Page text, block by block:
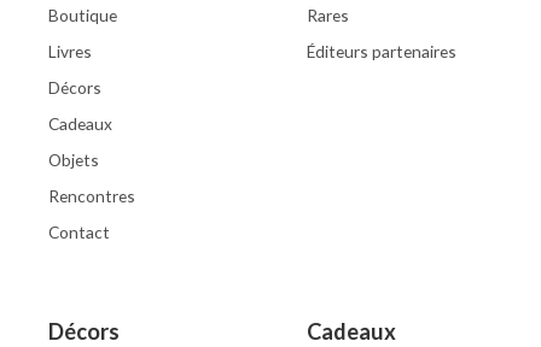
Boutique
Livres
Décors
Cadeaux
Objets
Rencontres
Contact
Rares
Éditeurs partenaires
Décors Cadeaux